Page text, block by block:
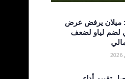
ميلان يرفض عرض
لضم لياو لضعف